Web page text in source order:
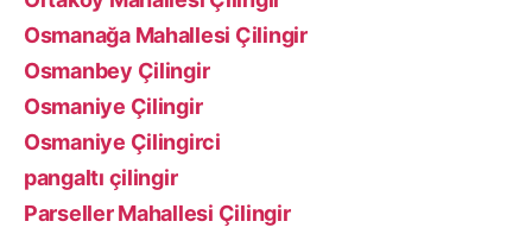
Osmanağa Mahallesi Çilingir
Osmanbey Çilingir
Osmaniye Çilingir
Osmaniye Çilingirci
pangaltı çilingir
Parseller Mahallesi Çilingir